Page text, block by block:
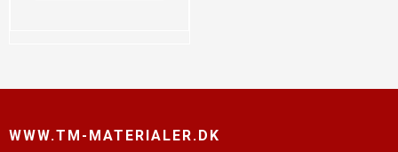
WWW.TM-MATERIALER.DK